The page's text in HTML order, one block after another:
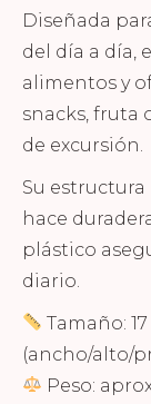
Diseñada
del día a día,
alimentos y
snacks, fruta
de excursión.
Su
hace
plástico
diario.
Tamaño: 17
(ancho/alto/
Peso: